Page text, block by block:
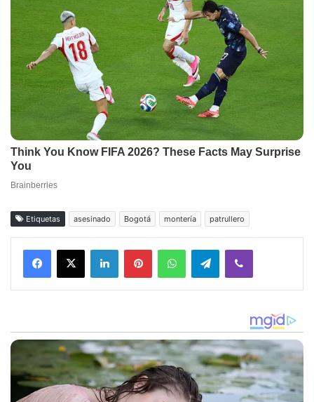
Etiquetas asesinado Bogotá montería patrullero
Facebook
X LinkedInPinterestWhatsAppTelegramViber